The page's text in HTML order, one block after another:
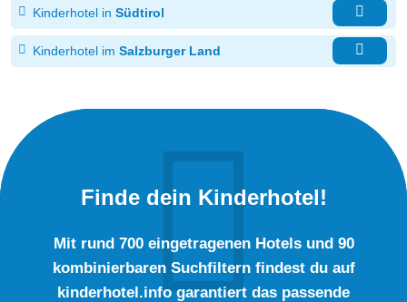
Kinderhotel in Südtirol
Kinderhotel im Salzburger Land
Finde dein Kinderhotel!
Mit rund 700 eingetragenen Hotels und 90
kombinierbaren Suchfiltern findest du auf
kinderhotel.info garantiert das passende